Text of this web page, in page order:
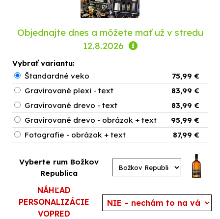
Objednajte dnes a môžete mať už v stredu
12.8.2026
Vybrať variantu:
Štandardné veko
75,99 €
Gravírované plexi - text
83,99 €
Gravírované drevo - text
83,99 €
Gravírované drevo - obrázok + text
95,99 €
Fotografie - obrázok + text
87,99 €
Vyberte rum Božkov
Republica
NÁHĽAD
PERSONALIZÁCIE
VOPRED